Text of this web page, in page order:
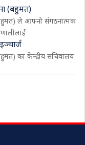
(बहुमत)
(बहुमत) ले आफ्नो संगठनात्मक
का केन्द्रीय सचिवालय